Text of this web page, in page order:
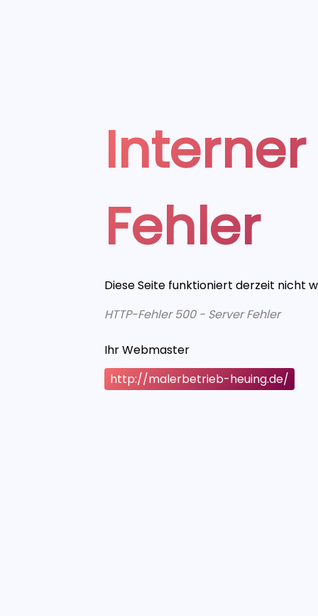
Fehler
Diese Seite funktioniert derzeit nicht
HTTP-Fehler 500 - Server Fehler
Ihr Webmaster
http://malerbetrieb-heuing.de/